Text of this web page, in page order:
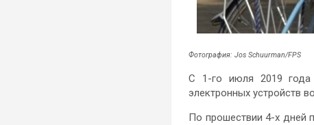
Фотография: Jos Schuurman/FPS
С 1-го июля 2019 года
электронных устройств
По прошествии 4-х дней